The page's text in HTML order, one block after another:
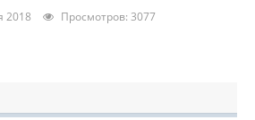
2018 Просмотров: 3077